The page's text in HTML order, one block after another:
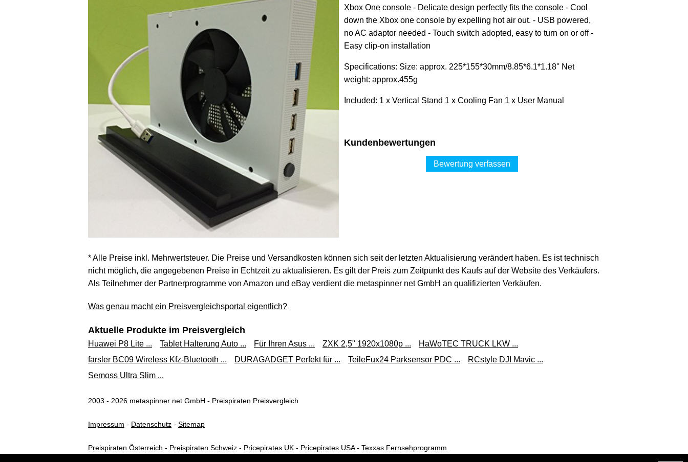
Xbox One console - Delicate design perfectly fits the console - Cool
down the Xbox one console by expelling hot air out. - USB powered,
no AC adaptor needed - Touch switch adopted, easy to turn on or off -
Easy clip-on installation
Specifications: Size: approx. 225*155*30mm/8.85*6.1*1.18'' Net
weight: approx.455g
Included: 1 x Vertical Stand 1 x Cooling Fan 1 x User Manual
Kundenbewertungen
Bewertung verfassen
* Alle Preise inkl. Mehrwertsteuer. Die Preise und Versandkosten können sich seit der letzten Aktualisierung verändert haben. Es ist technisch
nicht möglich, die angegebenen Preise in Echtzeit zu aktualisieren. Es gilt der Preis zum Zeitpunkt des Kaufs auf der Website des Verkäufers.
Als Teilnehmer der Partnerprogramme von Amazon und eBay verdient die metaspinner net GmbH an qualifizierten Verkäufen.
Was genau macht ein Preisvergleichsportal eigentlich?
Aktuelle Produkte im Preisvergleich
Huawei P8 Lite ... Tablet Halterung Auto ... Für Ihren Asus ... ZXK 2,5" 1920x1080p ...
HaWoTEC TRUCK LKW ...
farsler BC09 Wireless Kfz-Bluetooth ...
DURAGADGET Perfekt für ... TeileFux24 Parksensor PDC ...
RCstyle DJI Mavic ...
Semoss Ultra Slim ...
2003 - 2026 metaspinner net GmbH - Preispiraten Preisvergleich
Impressum - Datenschutz - Sitemap
Preispiraten Österreich - Preispiraten Schweiz - Pricepirates UK - Pricepirates USA- Texxas Fernsehprogramm